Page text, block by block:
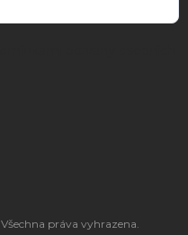
. Všechna práva vyhrazena.